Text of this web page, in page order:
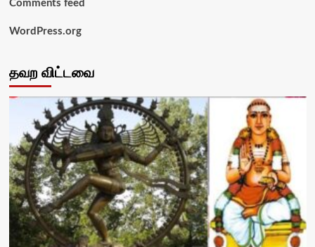
Comments feed
WordPress.org
தவற விட்டவை